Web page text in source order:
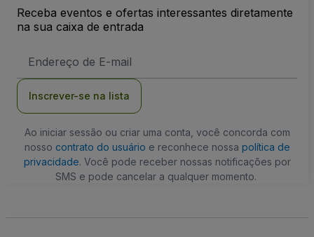
Receba eventos e ofertas interessantes diretamente
na sua caixa de entrada
de
Inscrever-se na lista
Ao iniciar sessão ou criar uma conta, você concorda com
nosso contrato do usuário e reconhece nossa política de
privacidade. Você pode receber nossas notificações por
SMS e pode cancelar a qualquer momento.